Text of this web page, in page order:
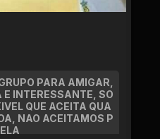
PARA AMIGAR,
E INTERESSANTE, SO
QUE ACEITA QUA
NAO ACEITAMOS P